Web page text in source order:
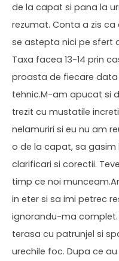
de la capat si pana la
rezumat. Conta a zis
se astepta nici pe sfert
Taxa facea 13-14 prin
proasta de fiecare
tehnic.M-am apucat si
trezit cu mustatile
nelamuriri si eu nu am
o de la capat, sa
clarificari si corectii.
timp ce noi
in eter si sa imi petrec
ignorandu-ma complet.
terasa cu patrunjel si
urechile foc. Dupa ce